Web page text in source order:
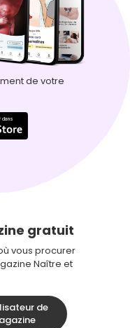
de votre
gratuit
vous procurer
Naître et
de